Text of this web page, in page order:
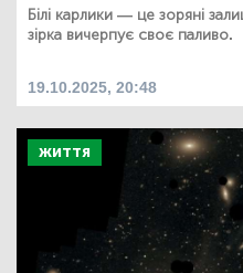
Білі карлики — це зоряні
зірка вичерпує своє паливо.
19.10.2025, 20:48
ЖИТТЯ